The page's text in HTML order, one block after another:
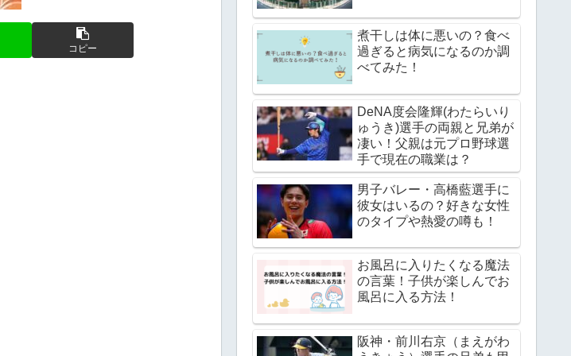
コピー
煮干しは体に悪いの？食べ
過ぎると病気になるのか調
べてみた！
DeNA度会隆輝(わたらいり
ゅうき)選手の両親と兄弟が
凄い！父親は元プロ野球選
手で現在の職業は？
男子バレー・高橋藍選手に
彼女はいるの？好きな女性
のタイプや熱愛の噂も！
お風呂に入りたくなる魔法
の言葉！子供が楽しんでお
風呂に入る方法！
阪神・前川右京（まえがわ